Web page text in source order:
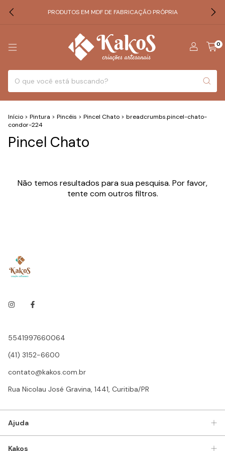
PRODUTOS EM MDF DE FABRICAÇÃO PRÓPRIA
0
Início > Pintura > Pincéis > Pincel Chato > breadcrumbs.pincel-chato-
condor-224
Pincel Chato
Não temos resultados para sua pesquisa. Por favor,
tente com outros filtros.
5541997660064
(41) 3152-6600
contato@kakos.com.br
Rua Nicolau José Gravina, 1441, Curitiba/PR
Ajuda
Kakos